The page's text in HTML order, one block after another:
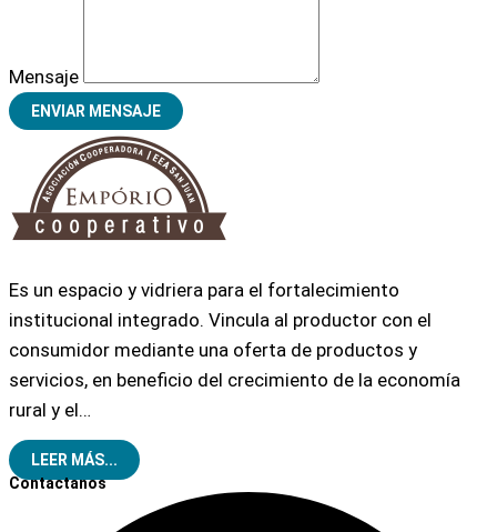
Mensaje
ENVIAR MENSAJE
Es un espacio y vidriera para el fortalecimiento
institucional integrado. Vincula al productor con el
consumidor mediante una oferta de productos y
servicios, en beneficio del crecimiento de la economía
rural y el…
LEER MÁS...
Contactanos